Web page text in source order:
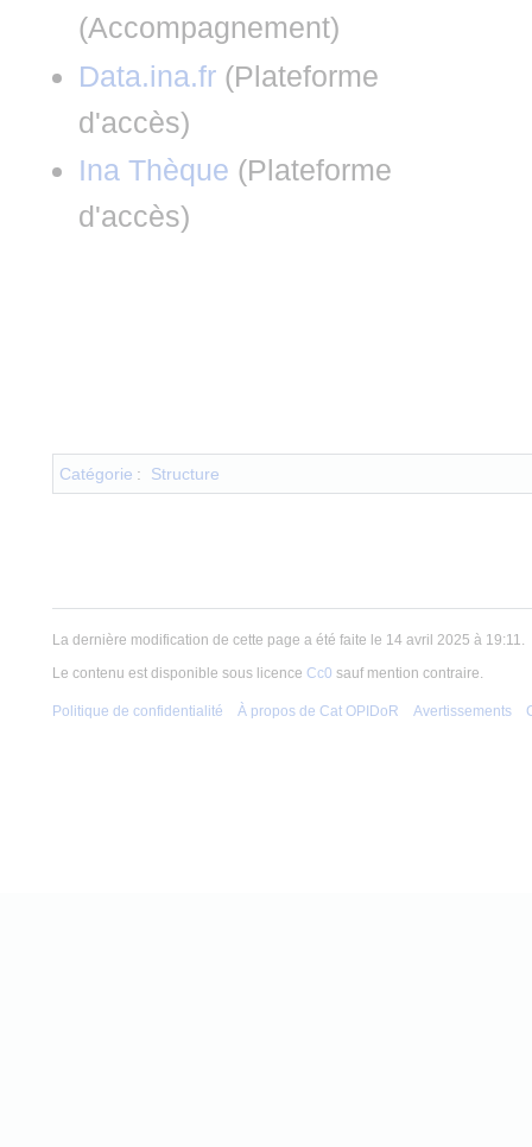
(Accompagnement)
Data.ina.fr (Plateforme
d'accès)
Ina Thèque (Plateforme
d'accès)
Catégorie : Structure
La dernière modification de cette page a été faite le 14 avril 2025 à 19:11.
Le contenu est disponible sous licence Cc0 sauf mention contraire.
Politique de confidentialité À propos de Cat OPIDoR Avertissements